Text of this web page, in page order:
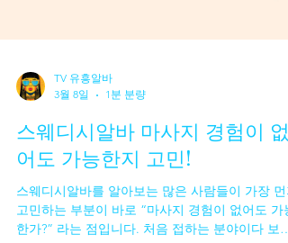
3월 8일
1분 분량
스웨디시알바 마사지 경험이 없
어도 가능한지 고민!
스웨디시알바를 알아보는 많은 사람들이 가장 먼